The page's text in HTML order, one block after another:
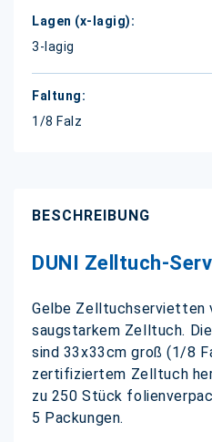
3-lagig
1/8 Falz
BESCHREIBUNG
DUNI Zelltuch-
Gelbe Zelltuchservietten
saugstarkem Zelltuch.
sind 33x33cm groß (1/8
zertifiziertem Zelltuch
zu 250 Stück
5 Packungen.